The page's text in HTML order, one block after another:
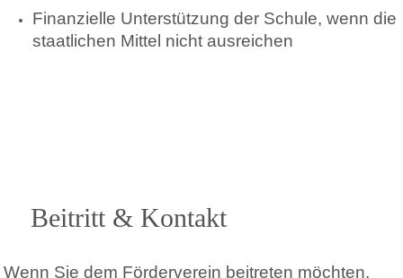
Finanzielle Unterstützung der Schule, wenn die
staatlichen Mittel nicht ausreichen
Beitritt & Kontakt
Wenn Sie dem Förderverein beitreten möchten,